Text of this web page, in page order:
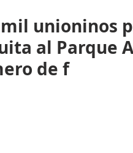
mil unioninos
al Parque
de f